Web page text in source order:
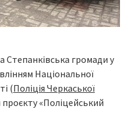
Степанківська громади у
Національної
(Поліція Черкаської
«Поліцейський